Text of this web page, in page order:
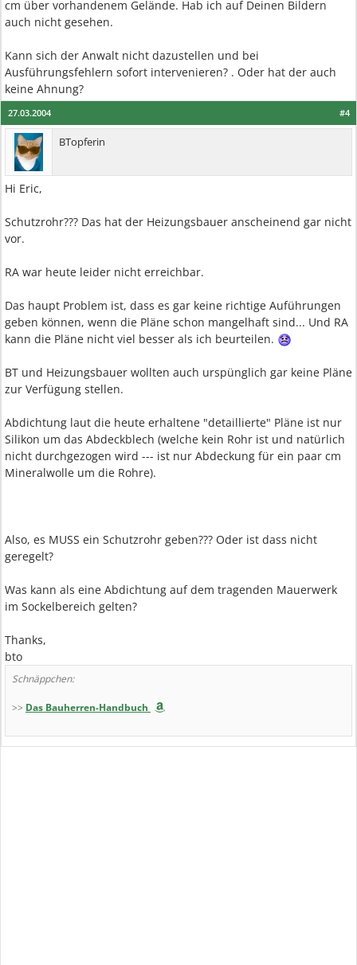
cm über vorhandenem Gelände. Hab ich auf Deinen Bildern
auch nicht gesehen.
Kann sich der Anwalt nicht dazustellen und bei
Ausführungsfehlern sofort intervenieren? . Oder hat der auch
keine Ahnung?
#4
27.03.2004
BTopferin
Hi Eric,
Schutzrohr??? Das hat der Heizungsbauer anscheinend gar nicht
vor.
RA war heute leider nicht erreichbar.
Das haupt Problem ist, dass es gar keine richtige Auführungen
geben können, wenn die Pläne schon mangelhaft sind... Und RA
kann die Pläne nicht viel besser als ich beurteilen.
BT und Heizungsbauer wollten auch urspünglich gar keine Pläne
zur Verfügung stellen.
Abdichtung laut die heute erhaltene "detaillierte" Pläne ist nur
Silikon um das Abdeckblech (welche kein Rohr ist und natürlich
nicht durchgezogen wird --- ist nur Abdeckung für ein paar cm
Mineralwolle um die Rohre).
Also, es MUSS ein Schutzrohr geben??? Oder ist dass nicht
geregelt?
Was kann als eine Abdichtung auf dem tragenden Mauerwerk
im Sockelbereich gelten?
Thanks,
bto
Schnäppchen:
>> Das Bauherren-Handbuch